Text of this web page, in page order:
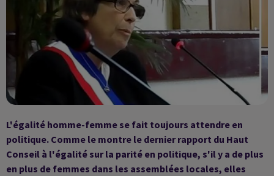
L'égalité homme-femme se fait toujours attendre en
politique. Comme le montre le dernier rapport du Haut
Conseil à l'égalité sur la parité en politique, s'il y a de plus
en plus de femmes dans les assemblées locales, elles